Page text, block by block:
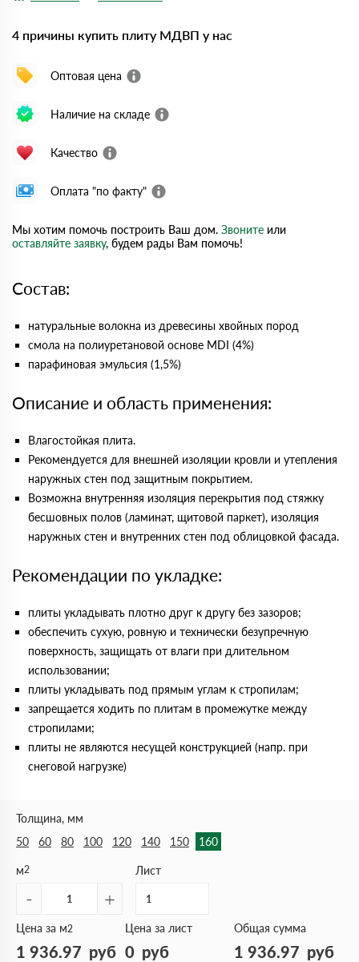
4 причины купить плиту МДВП у нас
Оптовая цена
Наличие на складе
Качество
Оплата "по факту"
Мы хотим помочь построить Ваш дом. Звоните или
оставляйте заявку, будем рады Вам помочь!
Состав:
натуральные волокна из древесины хвойных пород
смола на полиуретановой основе MDI (4%)
парафиновая эмульсия (1,5%)
Описание и область применения:
Влагостойкая плита.
Рекомендуется для внешней изоляции кровли и утепления
наружных стен под защитным покрытием.
Возможна внутренняя изоляция перекрытия под стяжку
бесшовных полов (ламинат, щитовой паркет), изоляция
наружных стен и внутренних стен под облицовкой фасада.
Рекомендации по укладке:
плиты укладывать плотно друг к другу без зазоров;
обеспечить сухую, ровную и технически безупречную
поверхность, защищать от влаги при длительном
использовании;
плиты укладывать под прямым углам к стропилам;
запрещается ходить по плитам в промежутке между
стропилами;
плиты не являются несущей конструкцией (напр. при
снеговой нагрузке)
Толщина, мм
50
60 80 100 120 140 150 160
м2
- +
Лист
Цена за м2
1 936.97 руб
Цена за лист
0 руб
Общая сумма
1 936.97 руб